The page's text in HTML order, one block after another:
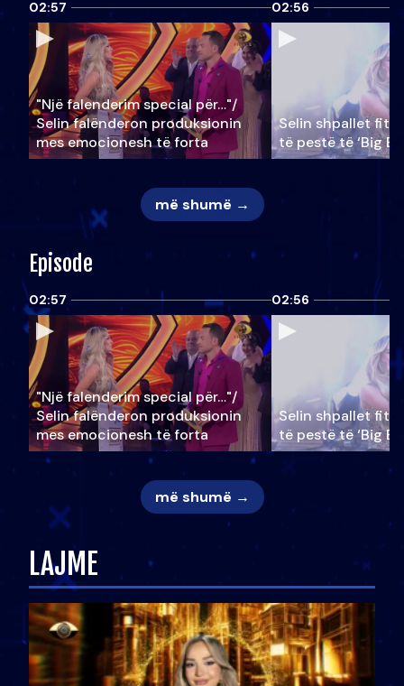
02:57
"Një falenderim special për…"/
Selin falënderon produksionin
mes emocionesh të forta
02:56
Selin shpallet
të pestë të ‘Big
më shumë →
Episode
02:57
"Një falenderim special për…"/
Selin falënderon produksionin
mes emocionesh të forta
02:56
Selin shpallet
të pestë të ‘Big
më shumë →
LAJME